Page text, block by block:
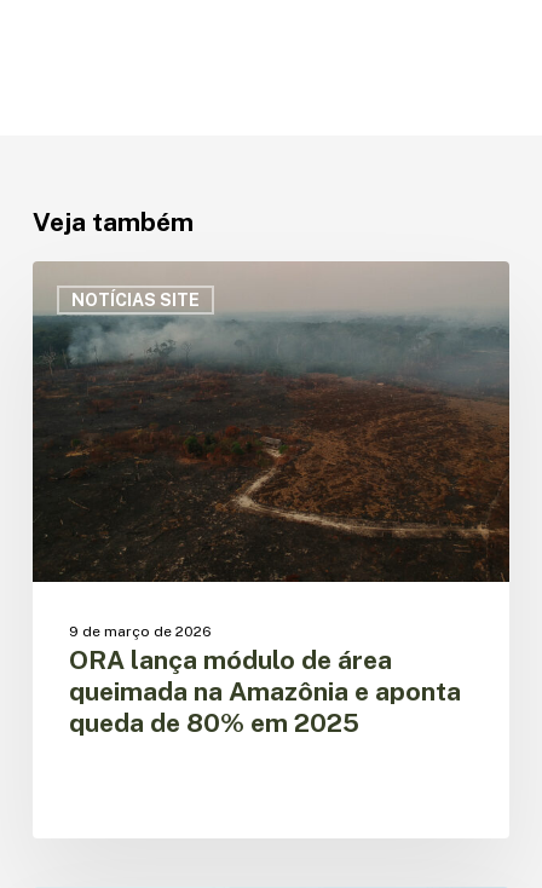
Veja também
NOTÍCIAS SITE
lança
módulo
de
área
queimada
na
Amazônia
aponta
queda
9 de março de 2026
ORA lança módulo de área
queimada na Amazônia e aponta
queda de 80% em 2025